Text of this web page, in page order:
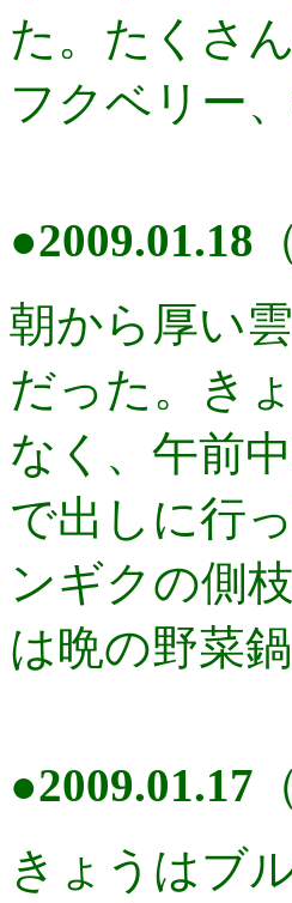
た。たくさ
フクベリー
●2009.01.18
朝から厚い
だった。き
なく、午前
で出しに行
ンギクの側
は晩の野菜
●2009.01.17
きょうはブ